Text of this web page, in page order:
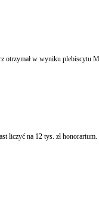
w wyniku plebiscytu
liczyć na 12 tys. zł